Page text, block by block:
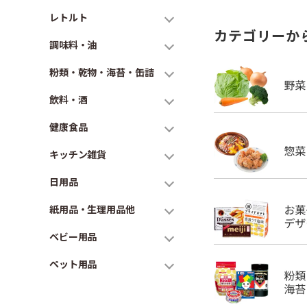
レトルト
調味料・油
粉類・乾物・海苔・缶詰
飲料・酒
健康食品
キッチン雑貨
日用品
紙用品・生理用品他
ベビー用品
ペット用品
カテゴリーか